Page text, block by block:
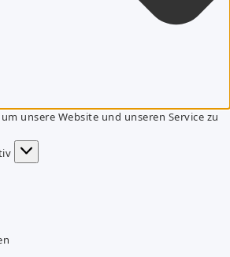
unsere Website und unseren Service zu